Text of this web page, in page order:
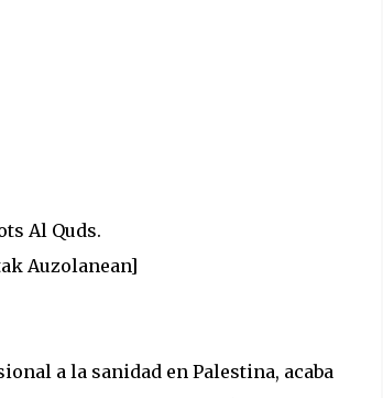
Al Quds.
Auzolanean]
a la sanidad en Palestina, acaba